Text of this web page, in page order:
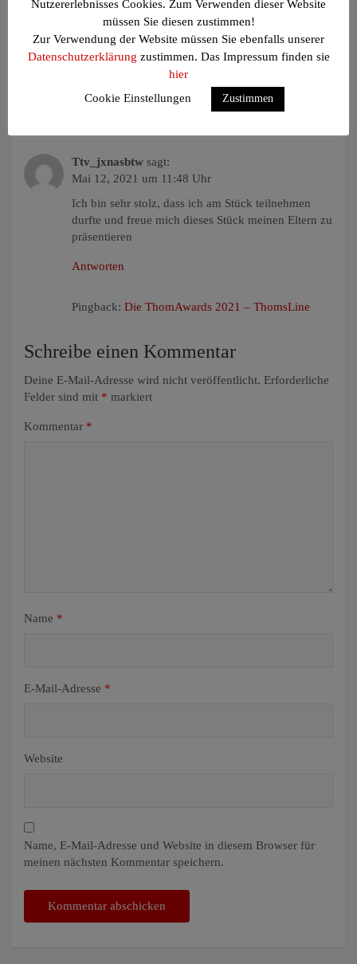
anders”
Ritter Lars
sagt:
Mai 11, 2021 um 15:09 Uhr
Ich finde das Stück sehr gelungen !
Freue mich schon auf das nächste Stück
Ttv_jxnasbtw sagt:
Mai 12, 2021 um 11:48 Uhr
Ich bin sehr stolz, dass ich am Stück teilnehmen
durfte und freue mich dieses Stück meinen Eltern zu
präsentieren
Antworten
Pingback: Die ThomAwards 2021 – ThomsLine
Schreibe einen Kommentar
Deine E-Mail-Adresse wird nicht veröffentlicht. Erforderliche
Felder sind mit * markiert
Kommentar *
Name *
E-Mail-Adresse *
Website
Name, E-Mail-Adresse und Website in diesem Browser für
meinen nächsten Kommentar speichern.
Nutzererlebnisses Cookies. Zum Verwenden dieser Website
müssen Sie diesen zustimmen!
Zur Verwendung der Website müssen Sie ebenfalls unserer
Datenschutzerklärung zustimmen. Das Impressum finden sie
hier
Cookie Einstellungen
Zustimmen